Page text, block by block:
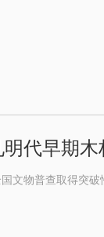
代早期木
文物普查取得突